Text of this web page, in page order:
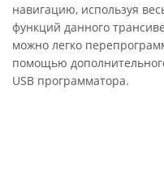
навигацию, используя
функций данного
можно легко
помощью
USB программатора.